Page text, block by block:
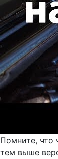
Помните, что
тем выше